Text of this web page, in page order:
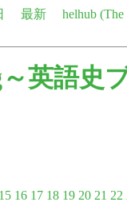
最新
helhub
英語史
15 16 17 18 19 20 21 22